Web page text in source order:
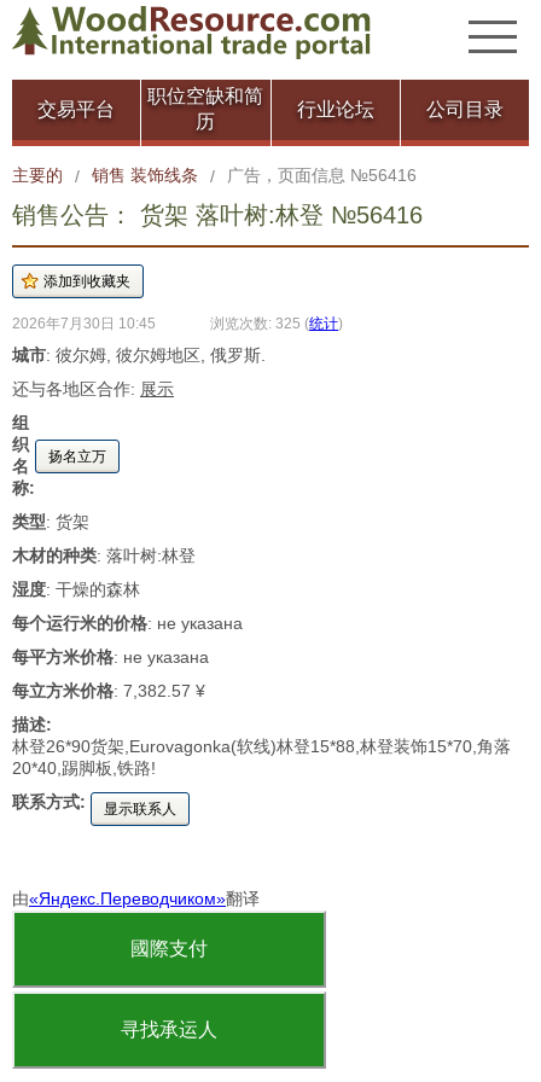
交易平台
职位空缺和简
历
行业论坛 公司目录
主要的 / 销售 装饰线条 / 广告，页面信息 №56416
销售公告： 货架 落叶树:林登 №56416
2026年7月30日 10:45 浏览次数: 325 (统计)
城市: 彼尔姆, 彼尔姆地区, 俄罗斯.
还与各地区合作: 展示
组
织
名
称:
扬名立万
类型: 货架
木材的种类: 落叶树:林登
湿度: 干燥的森林
每个运行米的价格: не указана
每平方米价格: не указана
每立方米价格: 7,382.57 ¥
描述:
林登26*90货架,Eurovagonka(软线)林登15*88,林登装饰15*70,角落
20*40,踢脚板,铁路!
联系方式:
显示联系人
由«Яндекс.Переводчиком»翻译
國際支付
寻找承运人